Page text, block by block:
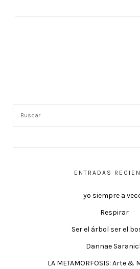
ENTRADAS
yo siempre a
Respirar
Ser el árbol ser el
Dannae
LA METAMORFOSIS: Arte &